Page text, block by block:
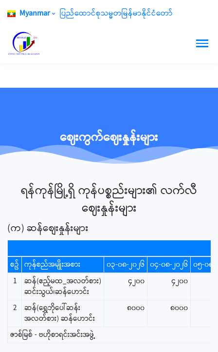
Myanmar ပြည်ထောင်စုသမ္မတမြန်မာနိုင်ငံတော်
ဈေးကွက်ဈေးနှုန်းများ
ရန်ကုန်မြို့ရှိ ကုန်ပစ္စည်းများ၏ လက်လီ
ဈေးနှုန်းများ
(က) ဆန်စျေးနှုန်းများ
စဥ် ကုန်စည်အမျိုးအစား ၀၃-၀၈-၂၀၂၆ ၀၄-၀၈-၂၀၂၆ ၀၅-၀၈-
1
ဆန်(ဧည့်မထ_အလတ်စား)
ဆင်းသွယ်၊ဆန်ဟောင်း
၄၂၀၀ ၄၂၀၀
2
ဆန်(ရွှေဘိုပေါ်ဆန်း
အလတ်စား) ဆန်ဟောင်း
၈၀၀၀ ၈၀၀၀
ဇာစ်မြစ် - ဗဟိုစာရင်းအင်းအဖွဲ့